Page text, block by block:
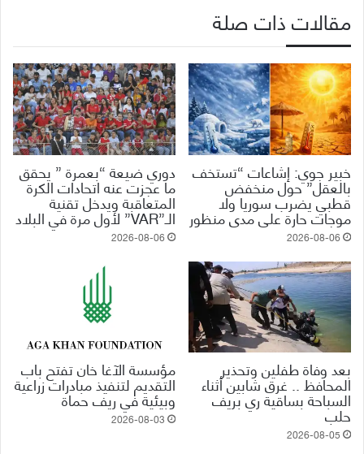
مقالات ذات صلة
خبير جوي: إشاعات “تستخف
بالعقل” حول منخفض
قطبي يضرب سوريا ولا
موجات حارة على مدى منظور
2026-08-06
دوري ضيعة “بعمرة ” يحقق
ما عجزت عنه اتحادات الكرة
المتعاقبة ويدخل تقنية
الـ”VAR” لأول مرة في البلاد
2026-08-06
بعد وفاة طفلين وتحذير
المحافظ .. غرق شابين أثناء
السباحة بساقية ري بريف
حلب
2026-08-05
مؤسسة الآغا خان تفتح باب
التقديم لتنفيذ مبادرات زراعية
وبيئية في ريف حماة
2026-08-03